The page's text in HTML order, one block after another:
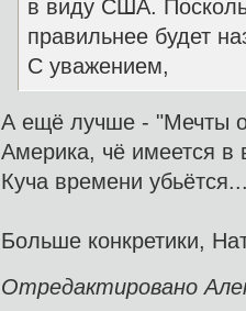
в виду США.
правильнее будет
С уважением,
А ещё лучше - "Мечты
Америка, чё имеется в
Куча времени
Больше конкретики,
Отредактировано